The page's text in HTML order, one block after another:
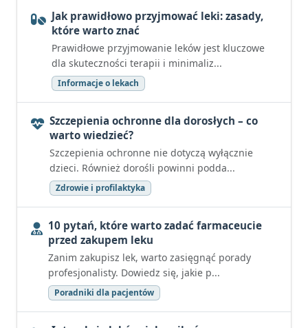
Jak prawidłowo przyjmować leki: zasady,
które warto znać
Prawidłowe przyjmowanie leków jest kluczowe
dla skuteczności terapii i minimaliz...
Informacje o lekach
Szczepienia ochronne dla dorosłych – co
warto wiedzieć?
Szczepienia ochronne nie dotyczą wyłącznie
dzieci. Również dorośli powinni podda...
Zdrowie i profilaktyka
10 pytań, które warto zadać farmaceucie
przed zakupem leku
Zanim zakupisz lek, warto zasięgnąć porady
profesjonalisty. Dowiedz się, jakie p...
Poradniki dla pacjentów